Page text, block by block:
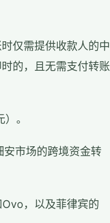
仅需提供收款人的中
的，且无需支付转账
。
市场的跨境资金转
，以及菲律宾的